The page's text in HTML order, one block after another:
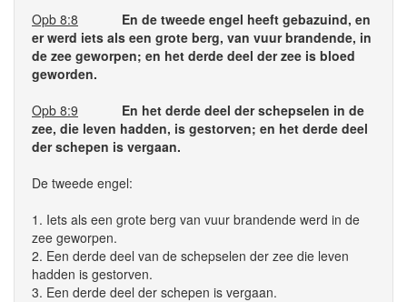
Opb 8:8
En de tweede engel heeft gebazuind, en
er werd iets als een grote berg, van vuur brandende, in
de zee geworpen; en het derde deel der zee is bloed
geworden.
Opb 8:9
En het derde deel der schepselen in de
zee, die leven hadden, is gestorven; en het derde deel
der schepen is vergaan.
De tweede engel:
1. Iets als een grote berg van vuur brandende werd in de
zee geworpen.
2. Een derde deel van de schepselen der zee die leven
hadden is gestorven.
3. Een derde deel der schepen is vergaan.